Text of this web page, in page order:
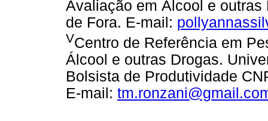
Avaliação em Álcool e
de Fora. E-mail:
VCentro de Referência em
Álcool e outras Drogas.
Bolsista de Produtividade
E-mail: